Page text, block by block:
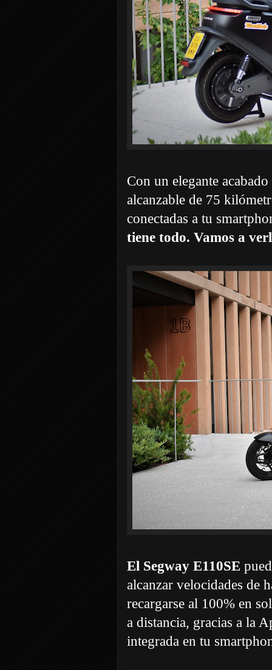
Con un elegante
alcanzable de 75
conectadas a tu
tiene todo. Vamos a
El Segway E110SE
alcanzar velocidades de
recargarse al 100% en
a distancia, gracias a la
integrada en tu